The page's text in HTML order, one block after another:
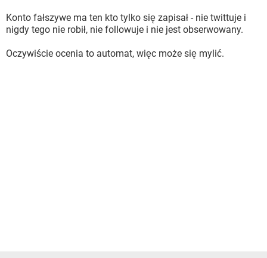
Konto fałszywe ma ten kto tylko się zapisał - nie twittuje i
nigdy tego nie robił, nie followuje i nie jest obserwowany.
Oczywiście ocenia to automat, więc może się mylić.